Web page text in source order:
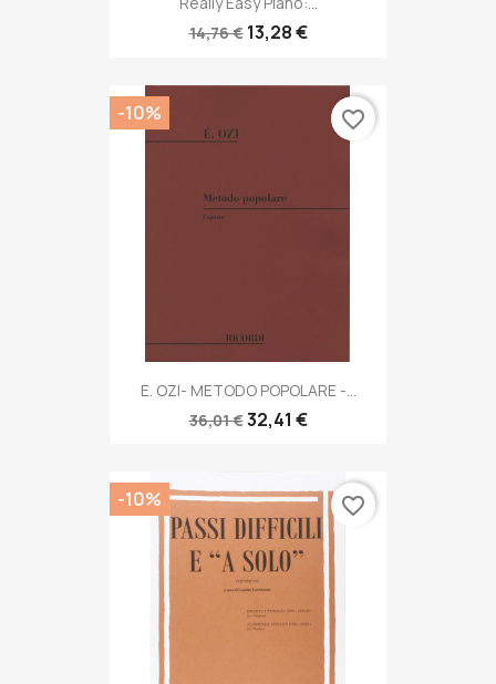
14,76 € 13,28 €
E. OZI- METODO POPOLARE -...
36,01 €32,41 €
-10% favorite_border
-10% favorite_border